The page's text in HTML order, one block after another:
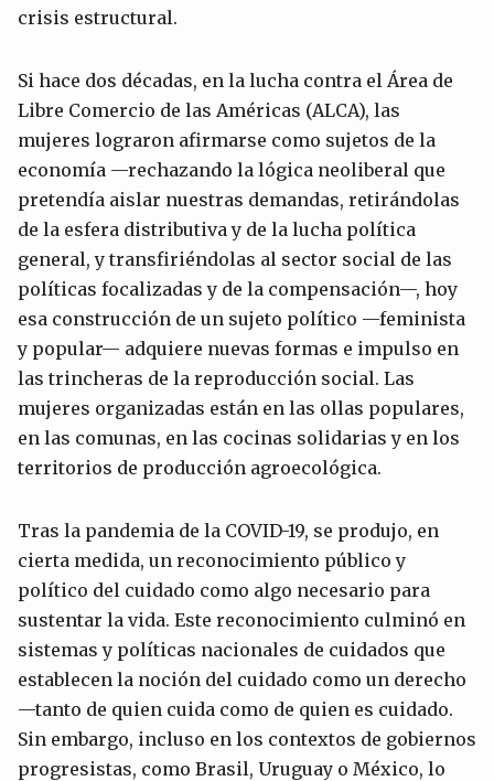
crisis estructural.
Si hace dos décadas, en la lucha contra el Área de
Libre Comercio de las Américas (ALCA), las
mujeres lograron afirmarse como sujetos de la
economía —rechazando la lógica neoliberal que
pretendía aislar nuestras demandas, retirándolas
de la esfera distributiva y de la lucha política
general, y transfiriéndolas al sector social de las
políticas focalizadas y de la compensación—, hoy
esa construcción de un sujeto político —feminista
y popular— adquiere nuevas formas e impulso en
las trincheras de la reproducción social. Las
mujeres organizadas están en las ollas populares,
en las comunas, en las cocinas solidarias y en los
territorios de producción agroecológica.
Tras la pandemia de la COVID-19, se produjo, en
cierta medida, un reconocimiento público y
político del cuidado como algo necesario para
sustentar la vida. Este reconocimiento culminó en
sistemas y políticas nacionales de cuidados que
establecen la noción del cuidado como un derecho
—tanto de quien cuida como de quien es cuidado.
Sin embargo, incluso en los contextos de gobiernos
progresistas, como Brasil, Uruguay o México, lo